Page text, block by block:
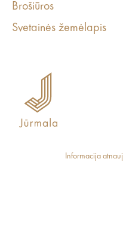
Brošiūros
Svetainės žemėlapis
Informacija